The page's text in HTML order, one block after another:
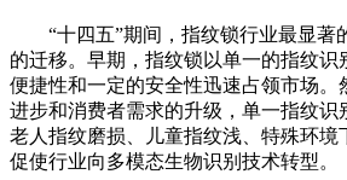
“十四五”期间，指纹锁行业最显著
的迁移。早期，指纹锁以单一的指纹识
便捷性和一定的安全性迅速占领市场。
进步和消费者需求的升级，单一指纹识
老人指纹磨损、儿童指纹浅、特殊环境
促使行业向多模态生物识别技术转型。